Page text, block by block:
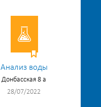
Анализ воды
Донбасская 8 а
28/07/2022